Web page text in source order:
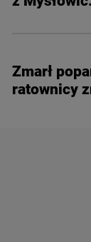
Zmarł
ratownicy